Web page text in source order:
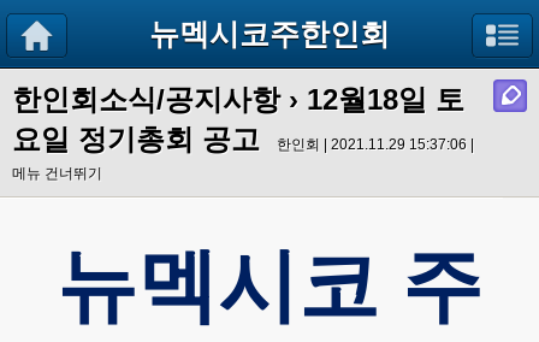
뉴멕시코주한인회
한인회소식/공지사항› 12월18일 토
요일 정기총회 공고
한인회 | 2021.11.29 15:37:06 |
메뉴 건너뛰기
뉴멕시코 주